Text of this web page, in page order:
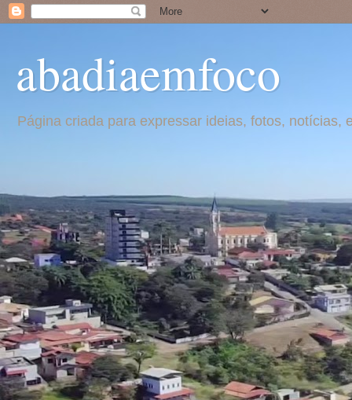
abadiaemfoco
Página criada para expressar ideias, fotos,